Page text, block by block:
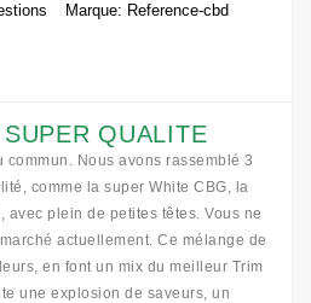
Marque: Reference-cbd
QUALITE
commun. Nous avons rassemblé 3
comme la super White CBG, la
avec plein de petites têtes. Vous ne
actuellement. Ce mélange de
en font un mix du meilleur Trim
une explosion de saveurs, un